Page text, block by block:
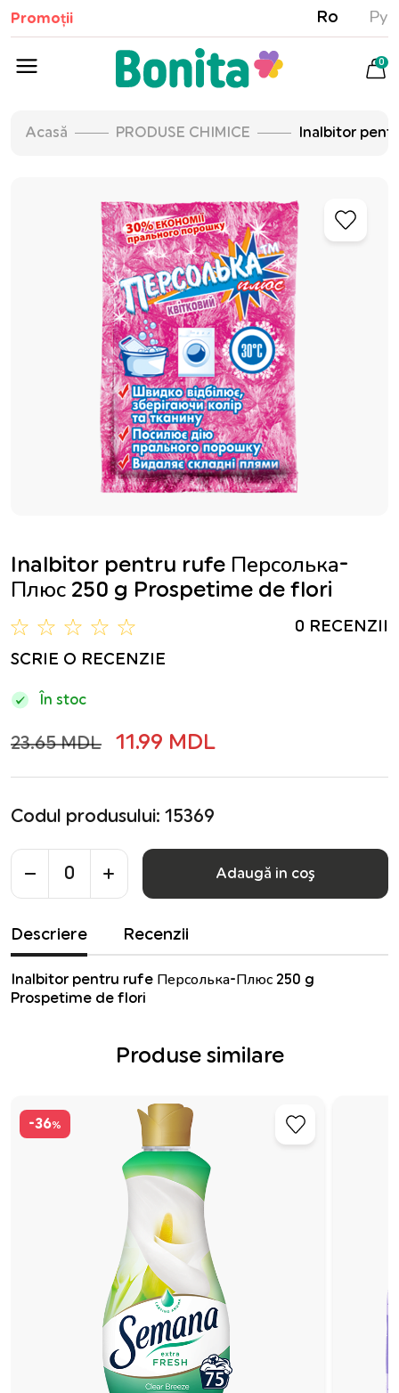
Promoții Ro Ру
0
Acasă PRODUSE CHIMICE Inalbitor
Inalbitor pentru rufe Персолька-
Плюс 250 g Prospetime de flori
0 RECENZII
SCRIE O RECENZIE
În stoc
23.65 MDL 11.99 MDL
Codul produsului: 15369
Adaugă in coş
Descriere Recenzii
Inalbitor pentru rufe Персолька-Плюс 250 g
Prospetime de flori
Produse similare
-36%